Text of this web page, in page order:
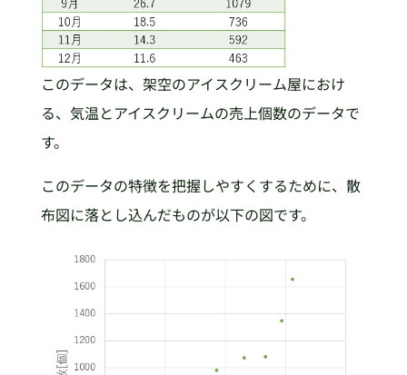
このデータは、架空のアイスクリーム屋におけ
る、気温とアイスクリームの売上個数のデータで
す。
このデータの特徴を把握しやすくするために、散
布図に落とし込んだものが以下の図です。